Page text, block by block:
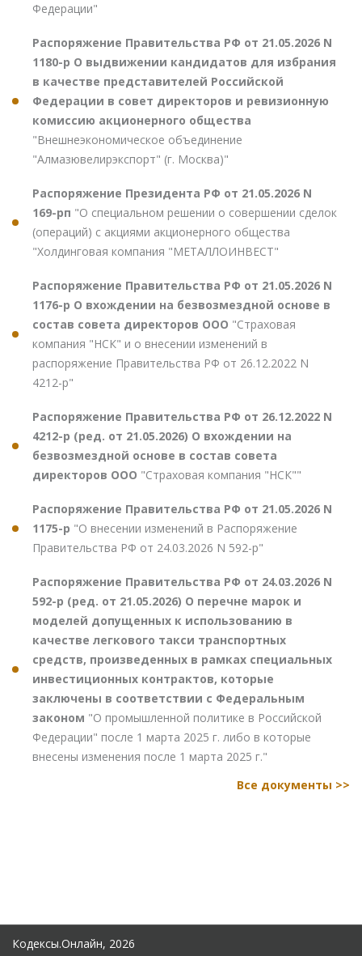
Федерации"
Распоряжение Правительства РФ от 21.05.2026 N
1180-р О выдвижении кандидатов для избрания
в качестве представителей Российской
Федерации в совет директоров и ревизионную
комиссию акционерного общества
"Внешнеэкономическое объединение
"Алмазювелирэкспорт" (г. Москва)"
Распоряжение Президента РФ от 21.05.2026 N
169-рп "О специальном решении о совершении сделок
(операций) с акциями акционерного общества
"Холдинговая компания "МЕТАЛЛОИНВЕСТ"
Распоряжение Правительства РФ от 21.05.2026 N
1176-р О вхождении на безвозмездной основе в
состав совета директоров ООО "Страховая
компания "НСК" и о внесении изменений в
распоряжение Правительства РФ от 26.12.2022 N
4212-р"
Распоряжение Правительства РФ от 26.12.2022 N
4212-р (ред. от 21.05.2026) О вхождении на
безвозмездной основе в состав совета
директоров ООО "Страховая компания "НСК""
Распоряжение Правительства РФ от 21.05.2026 N
1175-р "О внесении изменений в Распоряжение
Правительства РФ от 24.03.2026 N 592-р"
Распоряжение Правительства РФ от 24.03.2026 N
592-р (ред. от 21.05.2026) О перечне марок и
моделей допущенных к использованию в
качестве легкового такси транспортных
средств, произведенных в рамках специальных
инвестиционных контрактов, которые
заключены в соответствии с Федеральным
законом "О промышленной политике в Российской
Федерации" после 1 марта 2025 г. либо в которые
внесены изменения после 1 марта 2025 г."
Все документы >>
Кодексы.Онлайн, 2026